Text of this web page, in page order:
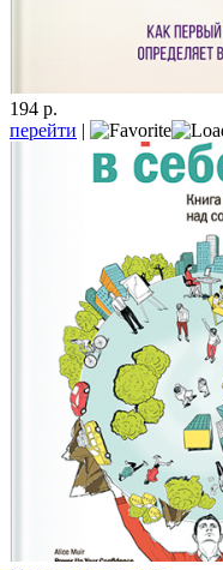
194 р.
перейти |